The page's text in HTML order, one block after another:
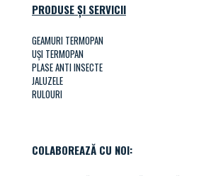
PRODUSE ȘI SERVICII
GEAMURI TERMOPAN
UȘI TERMOPAN
PLASE ANTI INSECTE
JALUZELE
RULOURI
COLABOREAZĂ CU NOI: